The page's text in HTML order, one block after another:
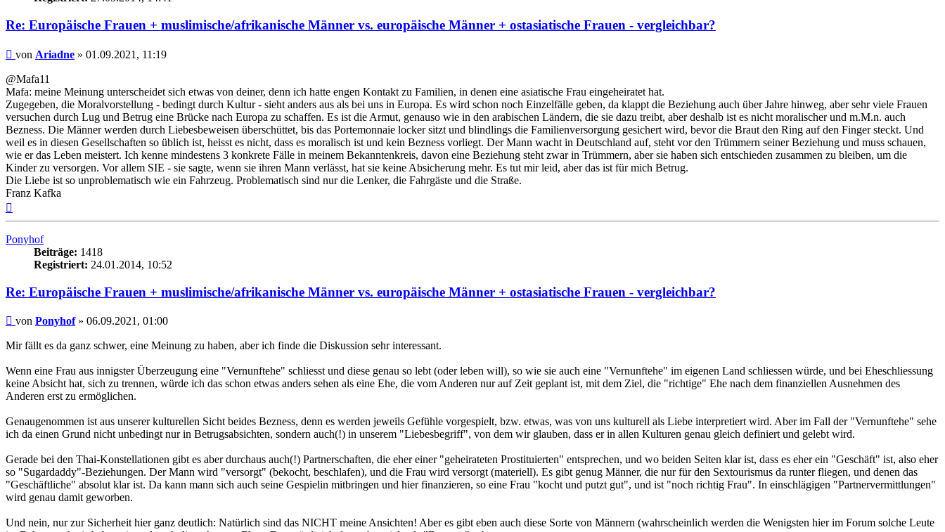
Re: Europäische Frauen + muslimische/afrikanische Männer vs. europäische Männer + ostasiatische Frauen - vergleichbar?
Beitrag
von Ariadne » 01.09.2021, 11:19
@Mafa11
Mafa: meine Meinung unterscheidet sich etwas von deiner, denn ich hatte engen Kontakt zu Familien, in denen eine asiatische Frau eingeheiratet hat.
Zugegeben, die Moralvorstellung - bedingt durch Kultur - sieht anders aus als bei uns in Europa. Es wird schon noch Einzelfälle geben, da klappt die Beziehung auch über Jahre hinweg, aber sehr viele Frauen
versuchen durch Lug und Betrug eine Brücke nach Europa zu schaffen. Es ist die Armut, genauso wie in den arabischen Ländern, die sie dazu treibt, aber deshalb ist es nicht moralischer und m.M.n. auch
Bezness. Die Männer werden durch Liebesbeweisen überschüttet, bis das Portemonnaie locker sitzt und blindlings die Familienversorgung gesichert wird, bevor die Braut den Ring auf den Finger steckt. Und
weil es in diesen Gesellschaften so üblich ist, heisst es nicht, dass es moralisch ist und kein Bezness vorliegt. Der Mann wacht in Deutschland auf, steht vor den Trümmern seiner Beziehung und muss schauen,
wie er das Leben meistert. Ich kenne mindestens 3 konkrete Fälle in meinem Bekanntenkreis, davon eine Beziehung steht zwar in Trümmern, aber sie haben sich entschieden zusammen zu bleiben, um die
Kinder zu versorgen. Vor allem SIE - sie sagte, wenn sie ihren Mann verlässt, hat sie keine Absicherung mehr. Es tut mir leid, aber das ist für mich Betrug.
Die Liebe ist so unproblematisch wie ein Fahrzeug. Problematisch sind nur die Lenker, die Fahrgäste und die Straße.
Franz Kafka
Ponyhof
Beiträge: 1418
Registriert: 24.01.2014, 10:52
Re: Europäische Frauen + muslimische/afrikanische Männer vs. europäische Männer + ostasiatische Frauen - vergleichbar?
Beitrag
von Ponyhof» 06.09.2021, 01:00
Mir fällt es da ganz schwer, eine Meinung zu haben, aber ich finde die Diskussion sehr interessant.
Wenn eine Frau aus innigster Überzeugung eine "Vernunftehe" schliesst und diese genau so lebt (oder leben will), so wie sie auch eine "Vernunftehe" im eigenen Land schliessen würde, und bei Eheschliessung
keine Absicht hat, sich zu trennen, würde ich das schon etwas anders sehen als eine Ehe, die vom Anderen nur auf Zeit geplant ist, mit dem Ziel, die "richtige" Ehe nach dem finanziellen Ausnehmen des
Anderen erst zu ermöglichen.
Genaugenommen ist aus unserer kulturellen Sicht beides Bezness, denn es werden jeweils Gefühle vorgespielt, bzw. etwas, was von uns kulturell als Liebe interpretiert wird. Aber im Fall der "Vernunftehe" sehe
ich da einen Grund nicht unbedingt nur in Betrugsabsichten, sondern auch(!) in unserem "Liebesbegriff", von dem wir glauben, dass er in allen Kulturen genau gleich definiert und gelebt wird.
Gerade bei den Thai-Konstellationen gibt es aber durchaus auch(!) Partnerschaften, die eher einer "geheirateten Prostituierten" entsprechen, und wo beiden Seiten klar ist, dass es eher ein "Geschäft" ist, also eher
so "Sugardaddy"-Beziehungen. Der Mann wird "versorgt" (bekocht, beschlafen), und die Frau wird versorgt (materiell). Es gibt genug Männer, die nur für den Sextourismus da runter fliegen, und denen das
"Geschäftliche" absolut klar ist. Da kann mann sich auch seine Gespielin mitbringen und hier finanzieren, so eine Frau "kocht und putzt gut", und ist "noch richtig Frau". In einschlägigen "Partnervermittlungen"
wird genau damit geworben.
Und nein, nur zur Sicherheit hier ganz deutlich: Natürlich sind das NICHT meine Ansichten! Aber es gibt eben auch diese Sorte von Männern (wahrscheinlich werden die Wenigsten hier im Forum solche Leute